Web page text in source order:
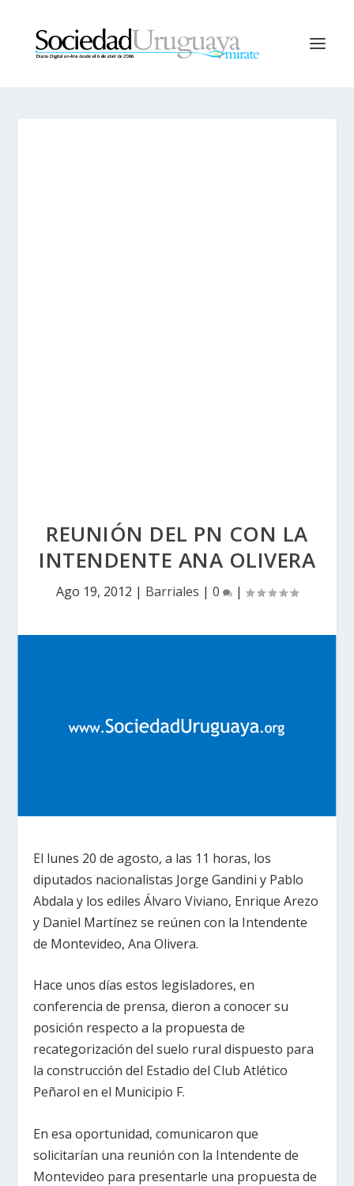
REUNIÓN DEL PN CON LA
INTENDENTE ANA OLIVERA
Ago 19, 2012 | Barriales | 0 |
El lunes 20 de agosto, a las 11 horas, los
diputados nacionalistas Jorge Gandini y Pablo
Abdala y los ediles Álvaro Viviano, Enrique Arezo
y Daniel Martínez se reúnen con la Intendente
de Montevideo, Ana Olivera.
Hace unos días estos legisladores, en
conferencia de prensa, dieron a conocer su
posición respecto a la propuesta de
recategorización del suelo rural dispuesto para
la construcción del Estadio del Club Atlético
Peñarol en el Municipio F.
En esa oportunidad, comunicaron que
solicitarían una reunión con la Intendente de
Montevideo para presentarle una propuesta de